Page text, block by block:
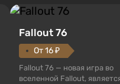
Fallout 76
От 16 ₽
Fallout 76 — новая игра во
вселенной Fallout,